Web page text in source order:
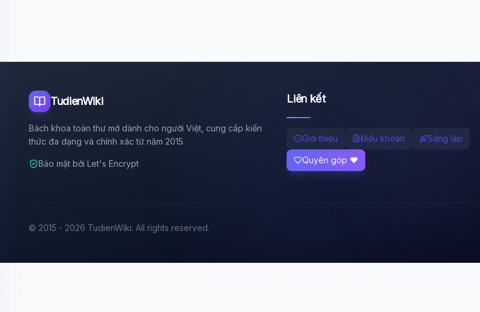
TudienWiki
Bách khoa toàn thư mở dành cho người Việt, cung cấp kiến
thức đa dạng và chính xác từ năm 2015.
Bảo mật bởi Let's Encrypt
Liên kết
Giới thiệu Điều khoản Sáng lập
Quyên góp ❤️
© 2015 - 2026 TudienWiki. All rights reserved.